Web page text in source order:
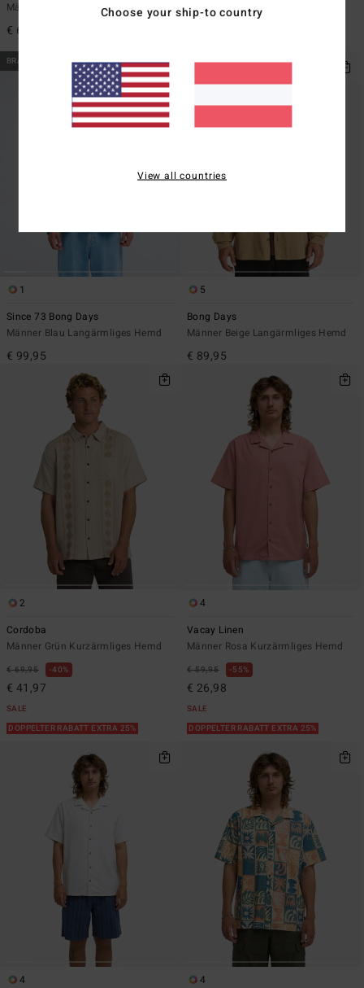
Männer Braun Langärmliges Hemd
€ 69,95
Männer Blau Garngefärbtes,
strukturiertes Weboberteil
BRANDNEU
1
Since 73 Bong Days
Männer Blau Langärmliges Hemd
€ 99,95
5
Bong Days
Männer Beige Langärmliges Hemd
€ 89,95
2
Cordoba
Männer Grün Kurzärmliges Hemd
€ 69,95 40%
€ 41,97
SALE
DOPPELTER RABATT EXTRA 25%
4
Vacay Linen
Männer Rosa Kurzärmliges Hemd
€ 59,95 55%
€ 26,98
SALE
DOPPELTER RABATT EXTRA 25%
4
4
Choose your ship-to country
View all countries